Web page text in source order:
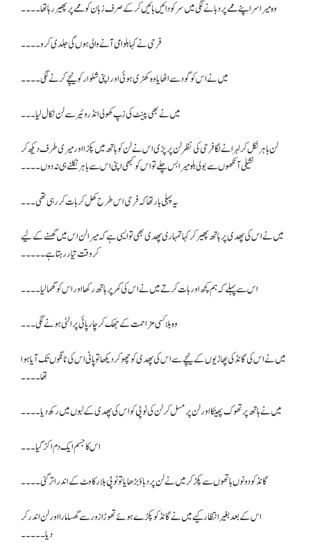
وہ میرا سر اپنے ممے پر دبانے لگی میں سر کو دائیں بائیں کرکے صرف زبان کو ممے پر پھیر رہا تھا۔۔۔۔
فرحی نے کہا بلو امی آنے والی ہوں گی جلدی کرو ۔۔۔۔
میں نے اس کو گود سے اٹھایا وہ کھڑی ہوئی اور اپنی شلوار کو نیچے کرنے لگی۔۔۔۔
میں نے بھی پینٹ کی زپ کھولی انڈروئیر سے لن نکال لیا۔۔۔
لن باہر نکل کر لہرانے لگا فرحی کی نظر لن پر پڑی اس نے لن کو ہاتھ میں پکڑا اور میری طرف دیکھ کر
نشیلی آنکھوں سے بولی بلو میرا بس چلے تو اس کو کبھی اپنی اس سے باہر نکلنے ہی نہ دوں۔۔۔۔
یہ پہلی بار تھا کہ فرحی اس طرح کھل کر بات کر رہی تھی۔۔۔
میں نے اس کی پھدی پر ہاتھ پھیر کر کہا تمہاری پھدی بھی تو ایسی ہے کہ میرا لن اس میں گھسنے کے لیے
کر وقت تیار رہتا ہے۔۔۔۔۔
اس سے پہلے کہ ہم کچھ اور بات کرتے میں نے اس کی کمر پر ہاتھ رکھا اور اس کو گھما لیا۔۔۔۔
وہ بلا کسی مزاحمت کے جھک کر چارپائی پر الٹی ہونے لگی۔۔۔
میں نے اس کی گانڈ کی پھاڑیوں کے نیچے سے اس کی پھدی کو چھو کر دیکھا تو پانی اس کی ٹانگوں تک آیا ہوا
تھا۔۔۔۔
میں نے ہاتھ پر تھوک پھینکا اور لن پر مسل کر لن کی ٹوپی کو اس کی پھدی کے لبوں میں رکھ دیا۔۔۔۔
اس کا جسم ایک دم اکڑ گیا ۔۔۔
گانڈ کو دونوں ہاتھوں سے پکڑ کر میں نے لن پر دباؤ بڑھایا تو ٹوپی بلا رکاوٹ کے اندر اتر گئی۔۔۔۔
اس کے بعد بغیر انتظار کیے میں نے گانڈ کو پکڑے ہوئے تھوڑا زور سے گھسا مارا اور لن اندر کر
دیا۔۔۔۔۔